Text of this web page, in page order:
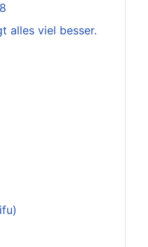
alles viel besser.